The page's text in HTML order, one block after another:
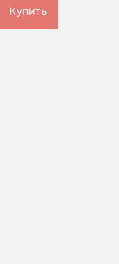
Купить